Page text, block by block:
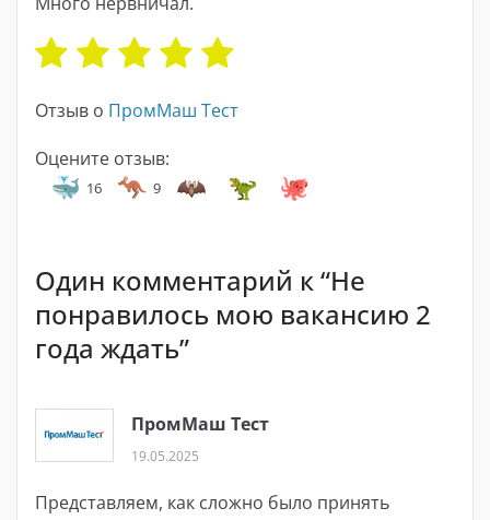
Отзыв о ПромМаш Тест
Оцените отзыв:
16 9
Один комментарий к “Не
понравилось мою вакансию 2
года ждать”
ПромМаш Тест
19.05.2025
Представляем, как сложно было принять